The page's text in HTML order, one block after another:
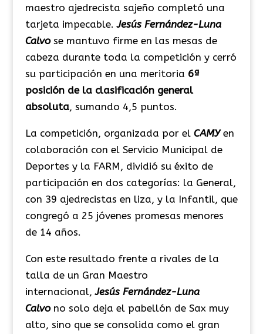
maestro ajedrecista sajeño completó una
tarjeta impecable. Jesús Fernández-Luna
Calvose mantuvo firme en las mesas de
cabeza durante toda la competición y cerró
su participación en una meritoria 6ª
posición de la clasificación general
absoluta, sumando 4,5 puntos.
La competición, organizada por elCAMYen
colaboración con el Servicio Municipal de
Deportes y la FARM, dividió su éxito de
participación en dos categorías: la General,
con 39 ajedrecistas en liza, y la Infantil, que
congregó a 25 jóvenes promesas menores
de 14 años.
Con este resultado frente a rivales de la
talla de un Gran Maestro
internacional,Jesús Fernández-Luna
Calvono solo deja el pabellón de Sax muy
alto, sino que se consolida como el gran